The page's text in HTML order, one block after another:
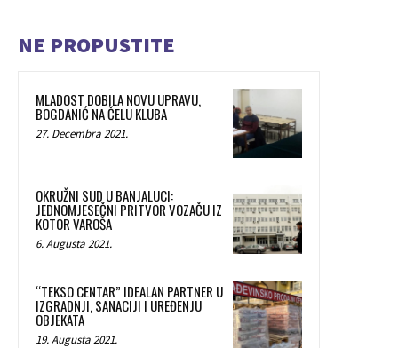
NE PROPUSTITE
MLADOST DOBILA NOVU UPRAVU,
BOGDANIĆ NA ČELU KLUBA
27. Decembra 2021.
OKRUŽNI SUD U BANJALUCI:
JEDNOMJESEČNI PRITVOR VOZAČU IZ
KOTOR VAROŠA
6. Augusta 2021.
“TEKSO CENTAR” IDEALAN PARTNER U
IZGRADNJI, SANACIJI I UREĐENJU
OBJEKATA
19. Augusta 2021.